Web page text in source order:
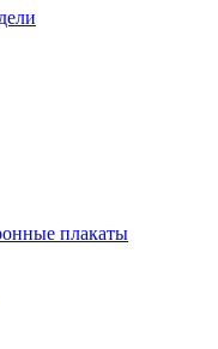
плакаты